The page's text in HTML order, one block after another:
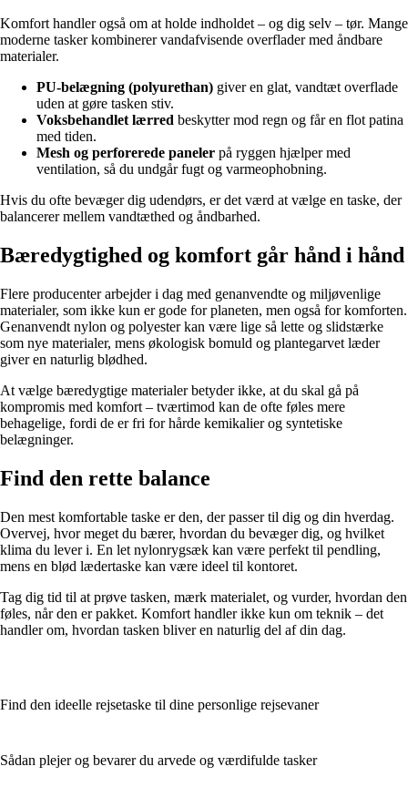
Komfort handler også om at holde indholdet – og dig selv – tør. Mange
moderne tasker kombinerer vandafvisende overflader med åndbare
materialer.
PU-belægning (polyurethan) giver en glat, vandtæt overflade
uden at gøre tasken stiv.
Voksbehandlet lærred beskytter mod regn og får en flot patina
med tiden.
Mesh og perforerede paneler på ryggen hjælper med
ventilation, så du undgår fugt og varmeophobning.
Hvis du ofte bevæger dig udendørs, er det værd at vælge en taske, der
balancerer mellem vandtæthed og åndbarhed.
Bæredygtighed og komfort går hånd i hånd
Flere producenter arbejder i dag med genanvendte og miljøvenlige
materialer, som ikke kun er gode for planeten, men også for komforten.
Genanvendt nylon og polyester kan være lige så lette og slidstærke
som nye materialer, mens økologisk bomuld og plantegarvet læder
giver en naturlig blødhed.
At vælge bæredygtige materialer betyder ikke, at du skal gå på
kompromis med komfort – tværtimod kan de ofte føles mere
behagelige, fordi de er fri for hårde kemikalier og syntetiske
belægninger.
Find den rette balance
Den mest komfortable taske er den, der passer til dig og din hverdag.
Overvej, hvor meget du bærer, hvordan du bevæger dig, og hvilket
klima du lever i. En let nylonrygsæk kan være perfekt til pendling,
mens en blød lædertaske kan være ideel til kontoret.
Tag dig tid til at prøve tasken, mærk materialet, og vurder, hvordan den
føles, når den er pakket. Komfort handler ikke kun om teknik – det
handler om, hvordan tasken bliver en naturlig del af din dag.
Find den ideelle rejsetaske til dine personlige rejsevaner
Sådan plejer og bevarer du arvede og værdifulde tasker